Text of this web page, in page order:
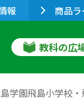
報 商品
教科の広
学園飛島小学校